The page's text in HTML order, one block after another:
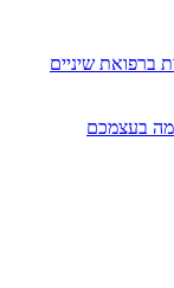
ברפואת שיניים
בעצמכם